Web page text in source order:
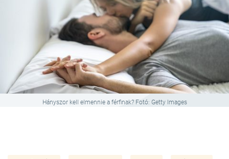
Hányszor kell elmennie a férfinak? Fotó: Getty Images